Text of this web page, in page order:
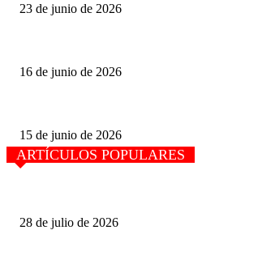
23 de junio de 2026
16 de junio de 2026
15 de junio de 2026
ARTÍCULOS POPULARES
28 de julio de 2026